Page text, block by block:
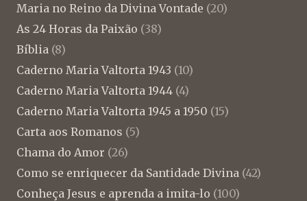
Maria no Reino da Divina Vontade (20)
As 24 Horas da Paixão (38)
Bíblia (8)
Caderno Maria Valtorta 1943 (10)
Caderno Maria Valtorta 1944 (4)
Caderno Maria Valtorta 1945 a 1950 (15)
Carta aos Romanos (5)
Chama do Amor (26)
Como se enriquecer da Santidade Divina (42)
Conheça Jesus e aprenda a imita-lo (100)